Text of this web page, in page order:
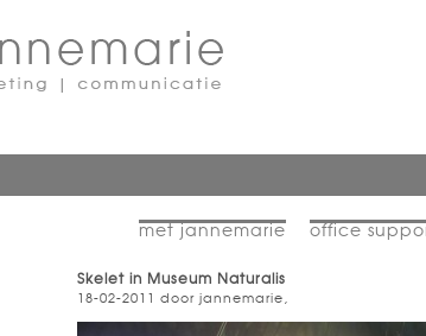
office
met jannemarie
Skelet in Museum Naturalis
18-02-2011 door jannemarie,